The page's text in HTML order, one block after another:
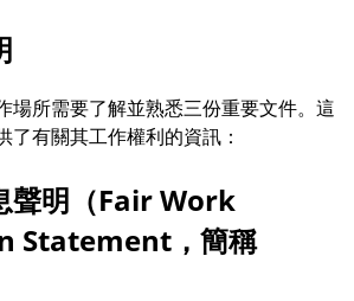
場所需要了解並熟悉三份重要文件。這
了有關其工作權利的資訊：
聲明（Fair Work
Statement，簡稱